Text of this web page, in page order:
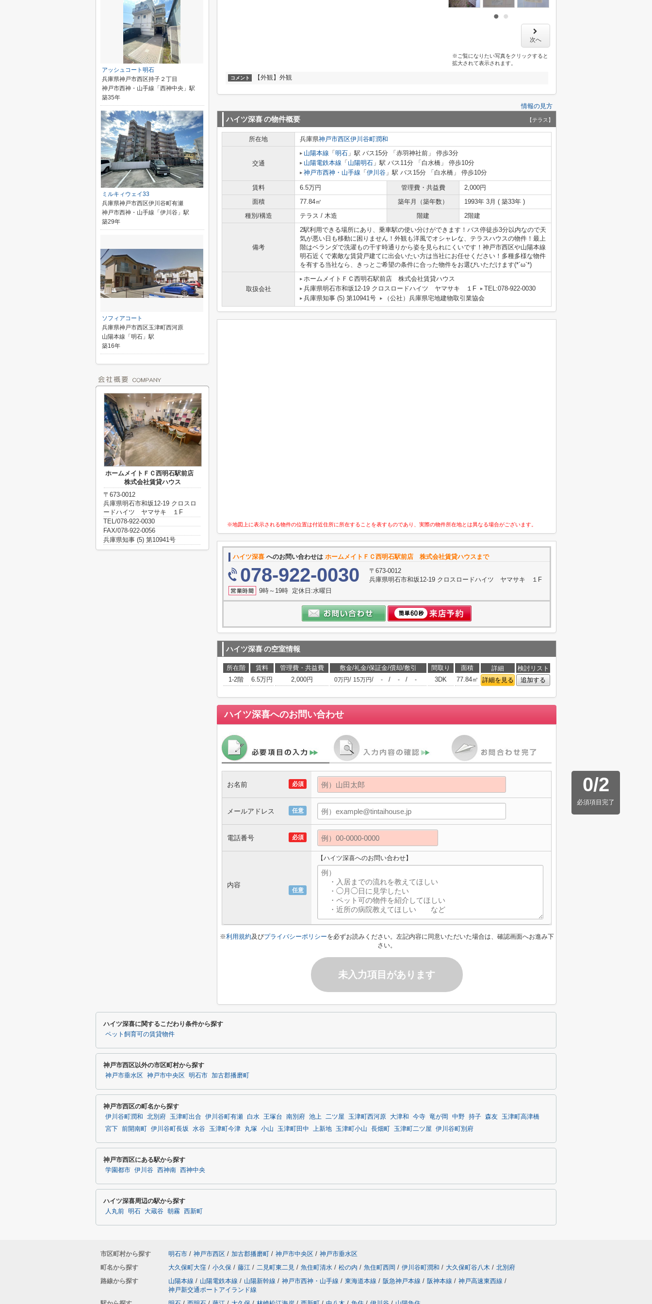
次へ
※ご覧になりたい写真をクリックすると
拡大されて表示されます。
コメント 【外観】外観
情報の見方
ハイツ深喜の物件概要 【テラス】
所在地 兵庫県神戸市西区伊川谷町潤和
交通
山陽本線 「 明石 」駅 バス15分 「赤羽神社前」 停歩3分
山陽電鉄本線 「 山陽明石 」駅 バス11分 「白水橋」 停歩10分
神戸市西神・山手線 「 伊川谷 」駅 バス15分 「白水橋」 停歩10分
賃料 6.5万円 管理費・共益費
2,000円
面積
77.84㎡ 築年月（築年数）
1993年 3月 ( 築33年 )
種別/構造
テラス / 木造 階建 2階建
備考
2駅利用できる場所にあり、乗車駅の使い分けができます！バス停徒歩3分以内なので天
気が悪い日も移動に困りません！外観も洋風でオシャレな、テラスハウスの物件！最上
階はベランダで洗濯もの干す時通りから姿を見られにくいです！神戸市西区や山陽本線
明石近くで素敵な賃貸戸建てに出会いたい方は当社にお任せください！多種多様な物件
を有する当社なら、きっとご希望の条件に合った物件をお選びいただけます(*´ω`*)
取扱会社
ホームメイトＦＣ西明石駅前店 株式会社賃貸ハウス
兵庫県明石市和坂12-19 クロスロードハイツ ヤマサキ １F
TEL:078-922-0030
兵庫県知事 (5) 第10941号
（公社）兵庫県宅地建物取引業協会
※地図上に表示される物件の位置は付近住所に所在することを表すものであり、実際の物件所在地とは異なる場合がございます。
ハイツ深喜 へのお問い合わせは ホームメイトＦＣ西明石駅前店 株式会社賃貸ハウスまで
078-922-0030
〒673-0012
兵庫県明石市和坂12-19 クロスロードハイツ ヤマサキ １F
9時～19時 定休日:水曜日
ハイツ深喜の空室情報
所在階 賃料 管理費・共益費 敷金/礼金/保証金/償却/敷引 間取り 面積 詳細
検討リスト
1-2階
6.5万円 2,000円 0万円/ 15万円/ - / - / - 3DK 77.84㎡ 詳細を見る 追加する
ハイツ深喜へのお問い合わせ
0/2
必須項目完了
必須
お名前
任意
メールアドレス
必須
電話番号
任意
内容
【ハイツ深喜へのお問い合わせ】
※利用規約及びプライバシーポリシーを必ずお読みください。左記内容に同意いただいた場合は、確認画面へお進み下
さい。
未入力項目があります
アッシュコート明石
兵庫県神戸市西区持子２丁目
神戸市西神・山手線「西神中央」駅
築35年
ミルキィウェイ33
兵庫県神戸市西区伊川谷町有瀬
神戸市西神・山手線「伊川谷」駅
築29年
ソフィアコート
兵庫県神戸市西区玉津町西河原
山陽本線「明石」駅
築16年
ホームメイトＦＣ西明石駅前店
株式会社賃貸ハウス
〒673-0012
兵庫県明石市和坂12-19 クロスロ
ードハイツ ヤマサキ １F
TEL/078-922-0030
FAX/078-922-0056
兵庫県知事 (5) 第10941号
ハイツ深喜に関するこだわり条件から探す
ペット飼育可の賃貸物件
神戸市西区以外の市区町村から探す
神戸市垂水区 神戸市中央区 明石市 加古郡播磨町
神戸市西区の町名から探す
伊川谷町潤和 北別府 玉津町出合 伊川谷町有瀬 白水 王塚台 南別府 池上 二ツ屋 玉津町西河原 大津和 今寺 竜が岡 中野 持子 森友
玉津町高津橋
宮下
前開南町 伊川谷町長坂 水谷 玉津町今津 丸塚 小山 玉津町田中 上新地 玉津町小山 長畑町 玉津町二ツ屋 伊川谷町別府
神戸市西区にある駅から探す
学園都市 伊川谷 西神南 西神中央
ハイツ深喜周辺の駅から探す
人丸前 明石 大蔵谷 朝霧 西新町
市区町村から探す 明石市 / 神戸市西区 / 加古郡播磨町 / 神戸市中央区 / 神戸市垂水区
町名から探す
大久保町大窪 / 小久保 / 藤江 / 二見町東二見 / 魚住町清水 / 松の内 / 魚住町西岡 / 伊川谷町潤和 / 大久保町谷八木 / 北別府
路線から探す
山陽本線 / 山陽電鉄本線 / 山陽新幹線 / 神戸市西神・山手線 / 東海道本線 / 阪急神戸本線 / 阪神本線 / 神戸高速東西線 /
神戸新交通ポートアイランド線